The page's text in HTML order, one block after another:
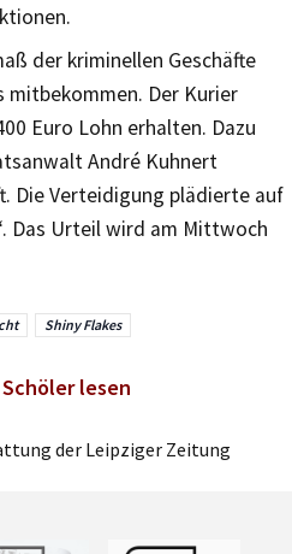
der kriminellen Geschäfte
Der Kurier
Euro Lohn erhalten. Dazu
André Kuhnert
Die Verteidigung plädierte auf
Das Urteil wird am Mittwoch
Shiny Flakes
lesen
der Leipziger Zeitung